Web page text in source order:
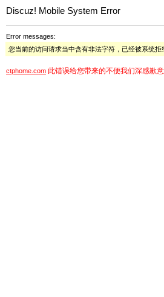
Discuz! Mobile System Error
Error messages:
您当前的访问请求当中含有非法字符，已经被系统拒
ctphome.com 此错误给您带来的不便我们深感歉意